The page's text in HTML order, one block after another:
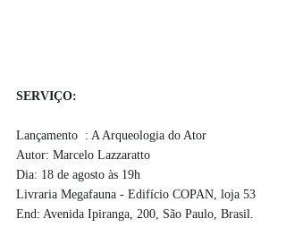
SERVIÇO:
Lançamento  : A Arqueologia do Ator
Autor: Marcelo Lazzaratto
Dia: 18 de agosto às 19h
Livraria Megafauna - Edifício COPAN, loja 53
End: Avenida Ipiranga, 200, São Paulo, Brasil.